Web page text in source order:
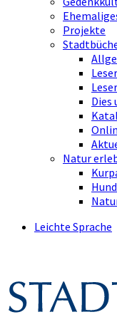
Projekte
Dies
Natur
Leichte Sprache